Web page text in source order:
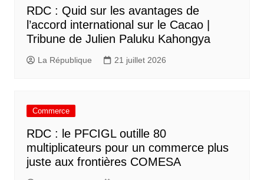
RDC : Quid sur les avantages de
l’accord international sur le Cacao |
Tribune de Julien Paluku Kahongya
La République 21 juillet 2026
Commerce
RDC : le PFCIGL outille 80
multiplicateurs pour un commerce plus
juste aux frontières COMESA